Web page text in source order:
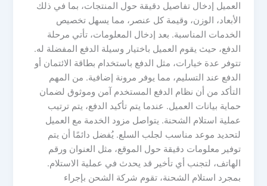
العميل إدخال تفاصيل دقيقة حول المنتجات، بما في ذلك
الأبعاد، الوزن، وقيمة كل عنصر، مما يسهل تخصيص
الخدمات المناسبة. بعد إدخال المعلومات، تأتي مرحلة
الدفع، حيث يقوم العميل باختيار وسيلة الدفع المفضلة له.
تتوفر عدة خيارات، مثل الدفع باستخدام بطاقة الائتمان أو
الدفع عند التسليم، مما يوفر مرونة إضافية. من المهم
التأكد من أن نظام الدفع المستخدم آمن وموثوق لضمان
حماية بيانات العميل. عندما يتم تأكيد الدفع، يتم ترتيب
عملية استلام الشحنة. يتواصل مزود الخدمة مع العميل
لتحديد موعد مناسب لجلب السلع. يُفضل دائمًا أن يتم
توفير معلومات دقيقة حول الموقع، مثل العنوان ورقم
الهاتف، لتجنب أي تأخير قد يحدث في عملية الاستلام.
بمجرد استلام الشحنة، تقوم شركة الشحن بإجراء